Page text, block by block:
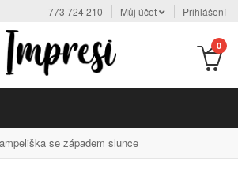
773 724 210 Můj účet Přihlášení
0
se západem slunce